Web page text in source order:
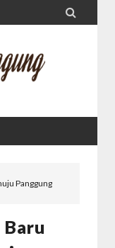

Panggung